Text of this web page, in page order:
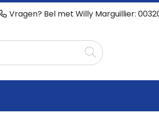
Vragen? Bel met Willy Marguillier: